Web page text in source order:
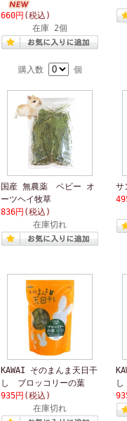
660円 (税込)
在庫 2個
購入数 個
国産 無農薬 ベビー オ
ーツヘイ牧草
836円 (税込)
在庫切れ
サ
KAWAI そのまんま天日干
し ブロッコリーの葉
935円 (税込)
在庫切れ